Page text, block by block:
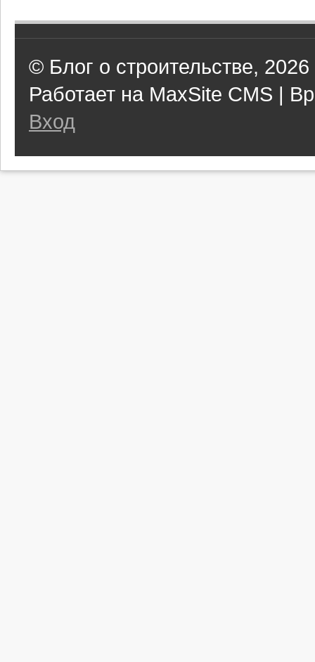
© Блог о строительстве, 2026
Работает на MaxSite CMS |
Вход